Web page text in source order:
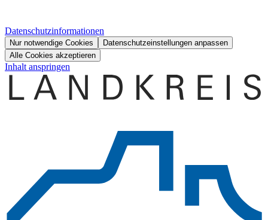
Datenschutzinformationen
Nur notwendige Cookies
Datenschutzeinstellungen anpassen
Alle Cookies akzeptieren
Inhalt anspringen